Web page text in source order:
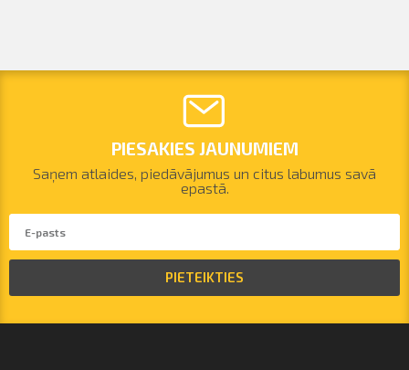
PIESAKIES JAUNUMIEM
Saņem atlaides, piedāvājumus un citus labumus savā
epastā.
PIETEIKTIES